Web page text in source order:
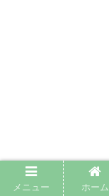
メニュー ホーム